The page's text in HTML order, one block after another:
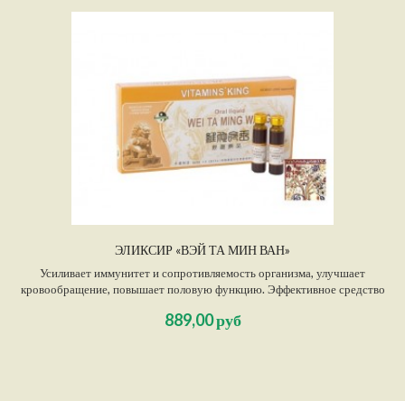
ЭЛИКСИР «ВЭЙ ТА МИН ВАН»
Усиливает иммунитет и сопротивляемость организма, улучшает
кровообращение, повышает половую функцию. Эффективное средство
889,00 руб